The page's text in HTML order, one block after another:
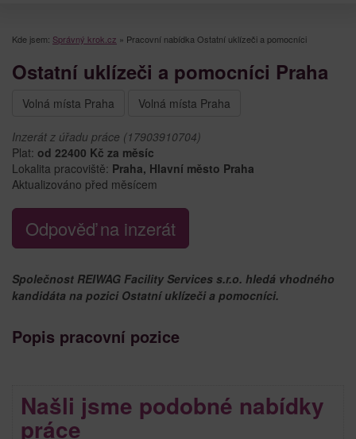
Kde jsem: Správný krok.cz » Pracovní nabídka Ostatní uklízeči a pomocníci
Ostatní uklízeči a pomocníci Praha
Volná místa Praha Volná místa Praha
Inzerát z úřadu práce (17903910704)
Plat: od 22400 Kč za měsíc
Lokalita pracoviště: Praha, Hlavní město Praha
Aktualizováno před měsícem
Odpověď na inzerát
Společnost REIWAG Facility Services s.r.o. hledá vhodného
kandidáta na pozici Ostatní uklízeči a pomocníci.
Popis pracovní pozice
Našli jsme podobné nabídky
práce